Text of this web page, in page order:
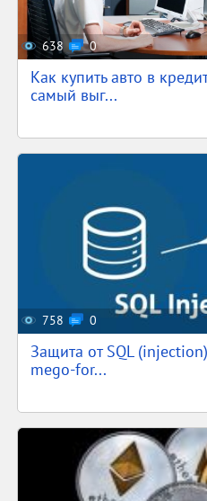
638 0
Как купить авто в
самый выг...
758 0
Защита от SQL
mego-for...